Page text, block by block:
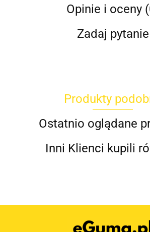
Opinie i oceny
Zadaj pytanie
Produkty
Ostatnio oglądane
Inni Klienci kupili